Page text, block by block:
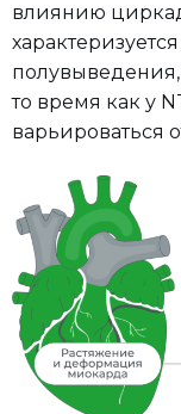
влиянию
то время как у
варьироваться